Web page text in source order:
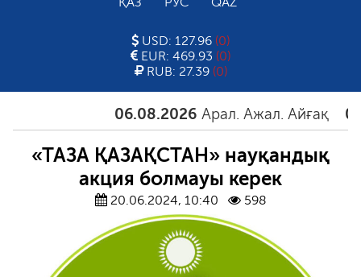
USD: 127.96 (0)
EUR: 469.93 (0)
RUB: 27.39 (0)
06.08.2026 Арал. Ажал. Айғақ
«ТАЗА ҚАЗАҚСТАН» науқандық
акция болмауы керек
20.06.2024, 10:40 598